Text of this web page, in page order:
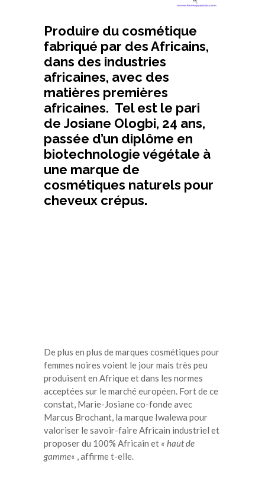
Produire du cosmétique
fabriqué par des Africains,
dans des industries
africaines, avec des
matières premières
africaines. Tel est le pari
de Josiane Ologbi, 24 ans,
passée d’un diplôme en
biotechnologie végétale à
une marque de
cosmétiques naturels pour
cheveux crépus.
De plus en plus de marques cosmétiques pour
femmes noires voient le jour mais très peu
produisent en Afrique et dans les normes
acceptées sur le marché européen. Fort de ce
constat, Marie-Josiane co-fonde avec
Marcus Brochant, la marque Iwalewa pour
valoriser le savoir-faire Africain industriel et
proposer du 100% Africain et « haut de
gamme« , affirme t-elle.